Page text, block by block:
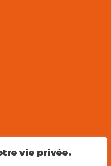
vie privée.